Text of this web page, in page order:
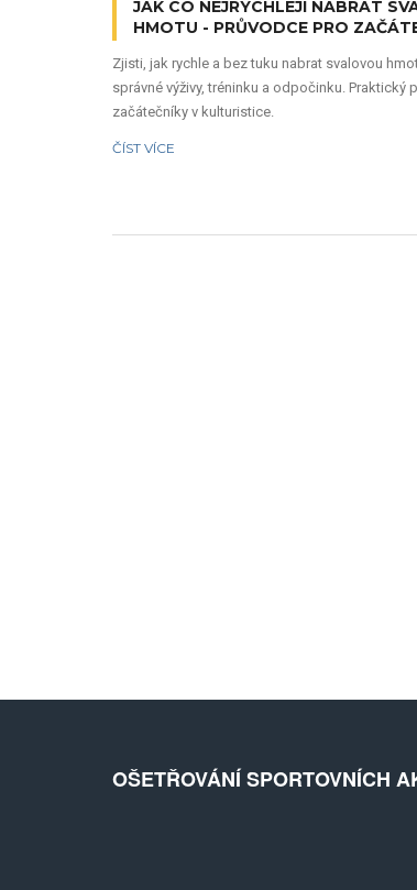
JAK CO NEJRYCHLEJI NABRAT
HMOTU - PRŮVODCE PRO
Zjisti, jak rychle a bez tuku nabrat svalovou
správné výživy, tréninku a odpočinku. Praktický
začátečníky v kulturistice.
ČÍST VÍCE
OŠETŘOVÁNÍ SPORTOVNÍCH